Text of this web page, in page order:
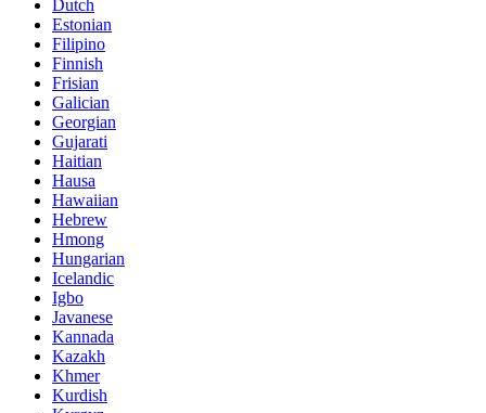
Dutch
Estonian
Filipino
Finnish
Frisian
Galician
Georgian
Gujarati
Haitian
Hausa
Hawaiian
Hebrew
Hmong
Hungarian
Icelandic
Igbo
Javanese
Kannada
Kazakh
Khmer
Kurdish